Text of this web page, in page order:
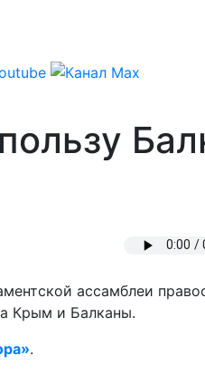
ассамблеи
Крым и Балканы.
.